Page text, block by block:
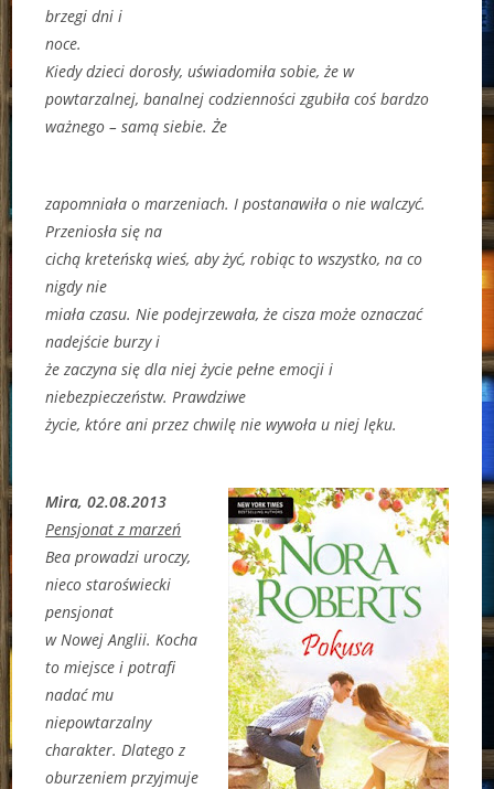
brzegi dni i
noce.
Kiedy dzieci dorosły, uświadomiła sobie, że w
powtarzalnej, banalnej codzienności zgubiła coś bardzo
ważnego – samą siebie. Że
zapomniała o marzeniach. I postanawiła o nie walczyć.
Przeniosła się na
cichą kreteńską wieś, aby żyć, robiąc to wszystko, na co
nigdy nie
miała czasu. Nie podejrzewała, że cisza może oznaczać
nadejście burzy i
że zaczyna się dla niej życie pełne emocji i
niebezpieczeństw. Prawdziwe
życie, które ani przez chwilę nie wywoła u niej lęku.
Mira, 02.08.2013
Pensjonat z marzeń
Bea prowadzi uroczy,
nieco staroświecki
pensjonat
w Nowej Anglii. Kocha
to miejsce i potrafi
nadać mu
niepowtarzalny
charakter. Dlatego z
oburzeniem przyjmuje